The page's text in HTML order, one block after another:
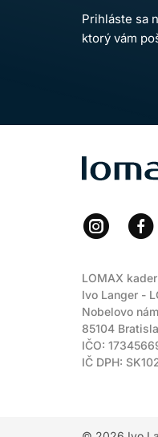
Prihláste sa
ktorý vám
LOMAX
LOMAX
Ivo Langer -
Nobelovo
85104
IČO:
IČ DPH: